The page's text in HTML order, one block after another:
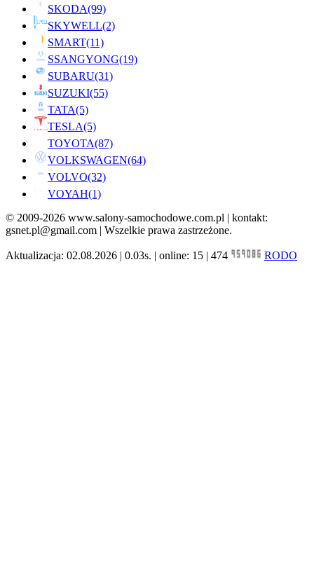
SKODA(99)
SKYWELL(2)
SMART(11)
SSANGYONG(19)
SUBARU(31)
SUZUKI(55)
TATA(5)
TESLA(5)
TOYOTA(87)
VOLKSWAGEN(64)
VOLVO(32)
VOYAH(1)
© 2009-2026 www.salony-samochodowe.com.pl | kontakt:
gsnet.pl@gmail.com | Wszelkie prawa zastrzeżone.
Aktualizacja: 02.08.2026 | 0.03s. | online: 15 | 474 RODO